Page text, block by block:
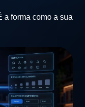
a forma como a sua